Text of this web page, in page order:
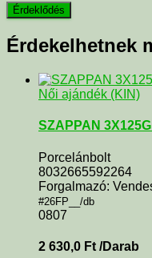
Érdekelhetnek
Női ajándék (KIN)
SZAPPAN
Porcelánbolt
8032665592264
Forgalmazó:
#26FP__/db
0807
2 630,0 Ft /Darab